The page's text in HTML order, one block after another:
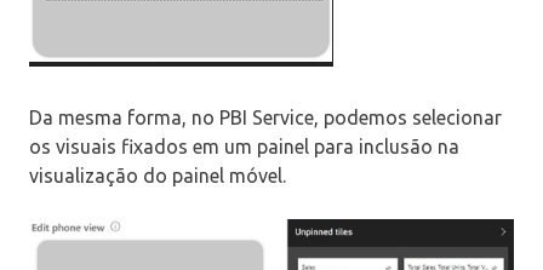
Da mesma forma, no PBI Service, podemos selecionar
os visuais fixados em um painel para inclusão na
visualização do painel móvel.